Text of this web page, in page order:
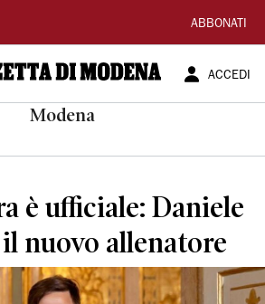
ABBONATI
ACCEDI
Modena
è ufficiale: Daniele
nuovo allenatore